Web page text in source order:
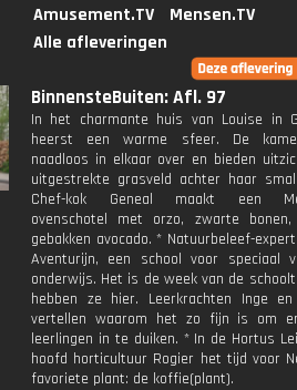
Amusement.TV
Mensen.TV
Alle afleveringen
BinnensteBuiten: Afl. 97
In het charmante huis van Louise in
heerst een warme sfeer. De
naadloos in elkaar over en bieden
uitgestrekte grasveld achter haar
Chef-kok Geneal maakt een
ovenschotel met orzo, zwarte
gebakken avocado. * Natuurbeleef-
Aventurijn, een school voor speciaal
onderwijs. Het is de week van de
hebben ze hier. Leerkrachten Inge en
vertellen waarom het zo fijn is om
leerlingen in te duiken. * In de Hortus
hoofd horticultuur Rogier het tijd voor
favoriete plant: de koffie(plant).